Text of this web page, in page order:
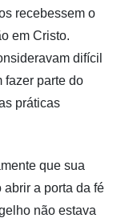
recebessem o
em Cristo.
difícil
fazer parte do
práticas
que sua
a porta da fé
não estava